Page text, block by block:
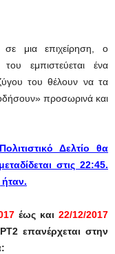
μια επιχείρηση, ο
εμπιστεύεται ένα
του θέλουν να τα
προσωρινά και
Δελτίο θα
στις 22:45.
έως και 22/12/2017
επανέρχεται στην